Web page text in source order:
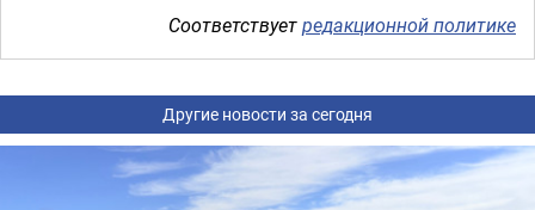
Соответствуетредакционной политике
Другие новости за сегодня